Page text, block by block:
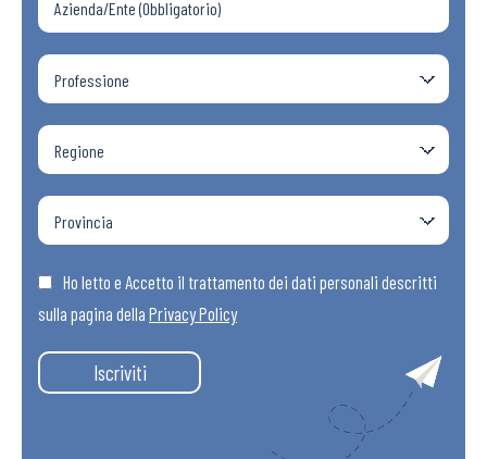
Ho letto e Accetto il trattamento dei dati personali descritti
sulla pagina della Privacy Policy
Iscriviti